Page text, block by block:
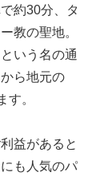
約30分、タ
教の聖地。
いう名の通
ら地元の
す。
益があると
も人気のパ